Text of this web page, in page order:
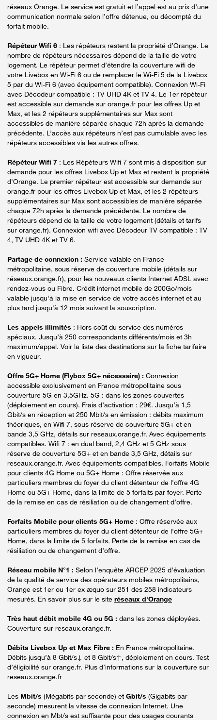
réseaux Orange. Le service est gratuit et l’appel est au prix d’une
communication normale selon l’offre détenue, ou décompté du
forfait mobile.
Répéteur Wifi 6 : Les répéteurs restent la propriété d’Orange. Le
nombre de répéteurs nécessaires dépend de la taille de votre
logement. Le répéteur permet d’étendre la couverture wifi de
votre Livebox en Wi-Fi 6 ou de remplacer le Wi-Fi 5 de la Livebox
5 par du Wi-Fi 6 (avec équipement compatible). Connexion Wi-Fi
avec Décodeur compatible : TV UHD 4K et TV 4. Le 1er répéteur
est accessible sur demande sur orange.fr pour les offres Up et
Max, et les 2 répéteurs supplémentaires sur Max sont
accessibles de manière séparée chaque 72h après la demande
précédente. L’accès aux répéteurs n’est pas cumulable avec les
répéteurs accessibles via les autres offres.
Répéteur Wifi 7 : Les Répéteurs Wifi 7 sont mis à disposition sur
demande pour les offres Livebox Up et Max et restent la propriété
d'Orange. Le premier répéteur est accessible sur demande sur
orange.fr pour les offres Livebox Up et Max, et les 2 répéteurs
supplémentaires sur Max sont accessibles de manière séparée
chaque 72h après la demande précédente. Le nombre de
répéteurs dépend de la taille de votre logement (détails et tarifs
sur orange.fr). Connexion wifi avec Décodeur TV compatible : TV
4, TV UHD 4K et TV 6.
Partage de connexion : Service valable en France
métropolitaine, sous réserve de couverture mobile (détails sur
réseaux.orange.fr), pour les nouveaux clients Internet ADSL avec
rendez-vous ou Fibre. Crédit internet mobile de 200Go/mois
valable jusqu'à la mise en service de votre accès internet et au
plus tard jusqu'à 12 mois suivant la souscription.
Les appels illimités : Hors coût du service des numéros
spéciaux. Jusqu’à 250 correspondants différents/mois et 3h
maximum/appel. Voir la liste des destinations sur la fiche tarifaire
en vigueur.
Offre 5G+ Home (Flybox 5G+ nécessaire) : Connexion
accessible exclusivement en France métropolitaine sous
couverture 5G en 3,5GHz. 5G : dans les zones couvertes
(déploiement en cours). Frais d’activation : 29€. Jusqu’à 1,5
Gbit/s en réception et 250 Mbit/s en émission : débits maximum
théoriques, en Wifi 7, sous réserve de couverture 5G+ et en
bande 3,5 GHz, détails sur reseaux.orange.fr. Avec équipements
compatibles. Wifi 7 : en dual band, 2,4 GHz et 5 GHz sous
réserve de couverture 5G+ et en bande 3,5 GHz, détails sur
reseaux.orange.fr. Avec équipements compatibles. Forfaits Mobile
pour clients 4G Home ou 5G+ Home : Offre réservée aux
particuliers membres du foyer du client détenteur de l'offre 4G
Home ou 5G+ Home, dans la limite de 5 forfaits par foyer. Perte
de la remise en cas de résiliation ou de changement d’offre.
Forfaits Mobile pour clients 5G+ Home : Offre réservée aux
particuliers membres du foyer du client détenteur de l'offre 5G+
Home, dans la limite de 5 forfaits. Perte de la remise en cas de
résiliation ou de changement d’offre.
Réseau mobile N°1 : Selon l’enquête ARCEP 2025 d’évaluation
de la qualité de service des opérateurs mobiles métropolitains,
Orange est 1er ou 1er ex æquo sur 251 des 258 indicateurs
mesurés. En savoir plus sur le site réseaux d'Orange
Très haut débit mobile 4G ou 5G : dans les zones déployées.
Couverture sur reseaux.orange.fr.
Débits Livebox Up et Max Fibre : En France métropolitaine.
Débits jusqu’à 8 Gbit/s↓ et 8 Gbit/s↑, déploiement en cours. Test
d’éligibilité sur orange.fr. Plus d’informations sur la couverture sur
reseaux.orange.fr
Les Mbit/s (Mégabits par seconde) et Gbit/s (Gigabits par
seconde) mesurent la vitesse de connexion Internet. Une
connexion en Mbt/s est suffisante pour des usages courants